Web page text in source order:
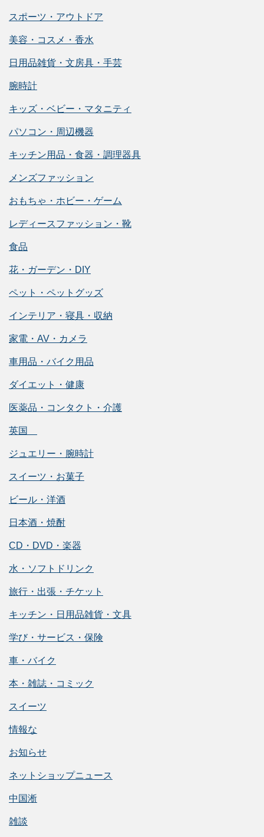
スポーツ・アウトドア
美容・コスメ・香水
日用品雑貨・文房具・手芸
腕時計
キッズ・ベビー・マタニティ
パソコン・周辺機器
キッチン用品・食器・調理器具
メンズファッション
おもちゃ・ホビー・ゲーム
レディースファッション・靴
食品
花・ガーデン・DIY
ペット・ペットグッズ
インテリア・寝具・収納
家電・AV・カメラ
車用品・バイク用品
ダイエット・健康
医薬品・コンタクト・介護
英国
ジュエリー・腕時計
スイーツ・お菓子
ビール・洋酒
日本酒・焼酎
CD・DVD・楽器
水・ソフトドリンク
旅行・出張・チケット
キッチン・日用品雑貨・文具
学び・サービス・保険
車・バイク
本・雑誌・コミック
スイーツ
情報な
お知らせ
ネットショップニュース
中国淅
雑談